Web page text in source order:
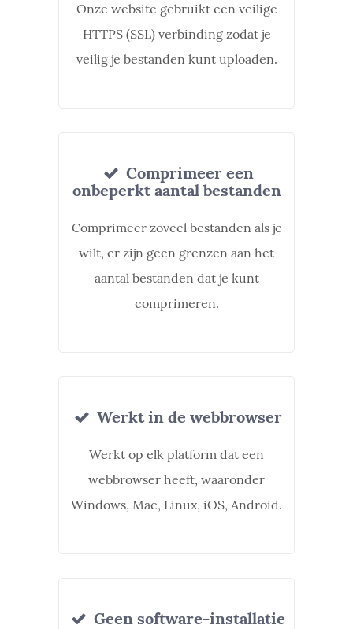
Onze website gebruikt een veilige
HTTPS (SSL) verbinding zodat je
veilig je bestanden kunt uploaden.
Comprimeer een
onbeperkt aantal bestanden
Comprimeer zoveel bestanden als je
wilt, er zijn geen grenzen aan het
aantal bestanden dat je kunt
comprimeren.
Werkt in de webbrowser
Werkt op elk platform dat een
webbrowser heeft, waaronder
Windows, Mac, Linux, iOS, Android.
Geen software-installatie